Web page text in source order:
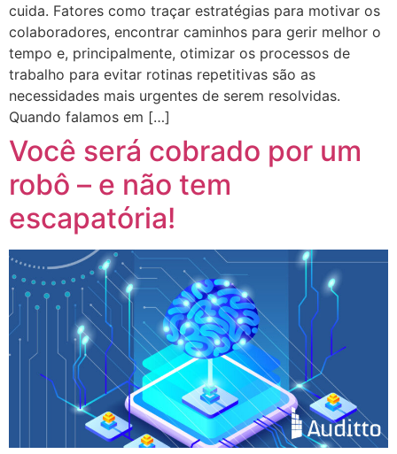
cuida. Fatores como traçar estratégias para motivar os
colaboradores, encontrar caminhos para gerir melhor o
tempo e, principalmente, otimizar os processos de
trabalho para evitar rotinas repetitivas são as
necessidades mais urgentes de serem resolvidas.
Quando falamos em […]
Você será cobrado por um
robô – e não tem
escapatória!